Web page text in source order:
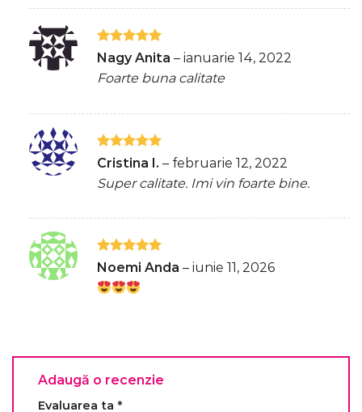
Evaluat la
din 5
Nagy Anita – ianuarie 14, 2022
Foarte buna calitate
Evaluat la
Cristina I. – februarie 12, 2022
Super calitate. Imi vin foarte bine.
Evaluat la
Noemi Anda – iunie 11, 2026
Adaugă o recenzie
Evaluarea ta *